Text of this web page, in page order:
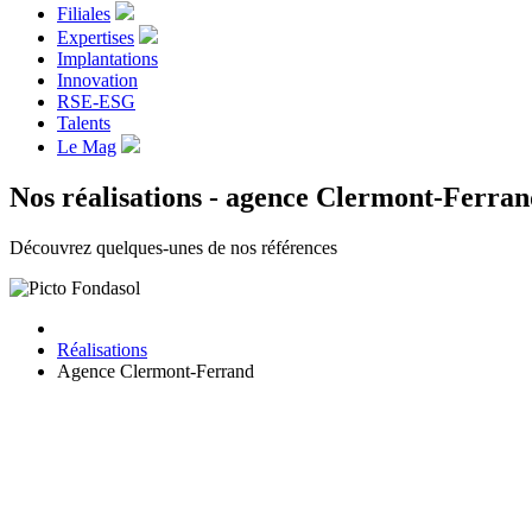
Filiales
Expertises
Implantations
Innovation
RSE-ESG
Talents
Le Mag
Nos réalisations - agence Clermont-
Découvrez quelques-unes de nos références
Réalisations
Agence Clermont-Ferrand